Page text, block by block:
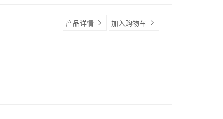
产品详情 加入购物车